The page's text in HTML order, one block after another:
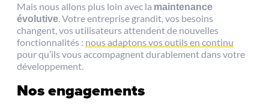
Mais nous allons plus loin avec la maintenance
évolutive. Votre entreprise grandit, vos besoins
changent, vos utilisateurs attendent de nouvelles
fonctionnalités : nous adaptons vos outils en continu
pour qu’ils vous accompagnent durablement dans votre
développement.
Nos engagements